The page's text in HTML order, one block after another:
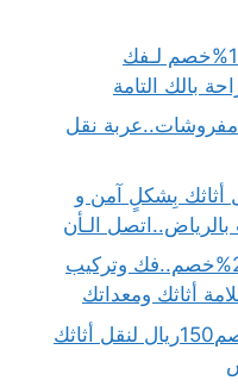
دينا نقل عفش حي النرجس بـ15%خصم لـفك
بالك التامة
نقل
أثاثك بِشكلٍ آمن و
شركة نقل مكاتب بالرياض بـ 20%خصم..فك وتركيب
أثاثك ومعداتك
دينا نقل عفش حي العزيزية..خصم150ريال لنقل أثاثك